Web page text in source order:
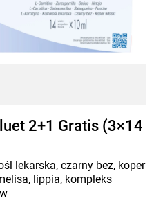
2+1 Gratis (3×14
lekarska, czarny bez, koper
lippia, kompleks